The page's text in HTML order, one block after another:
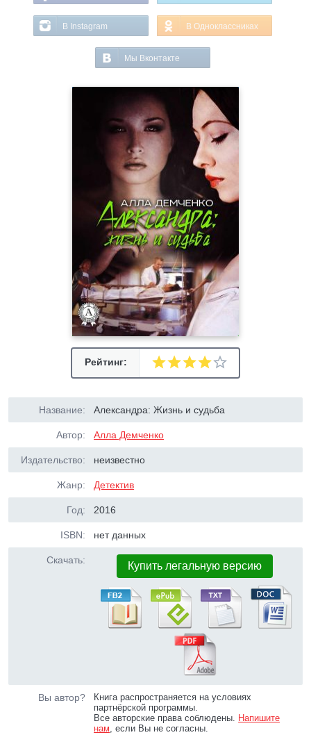
В Instagram В Одноклассниках
Мы Вконтакте
Рейтинг:
Название: Александра: Жизнь и судьба
Автор: Алла Демченко
Издательство: неизвестно
Жанр: Детектив
Год: 2016
ISBN: нет данных
Скачать: Купить легальную версию
Вы автор?
Книга распространяется на условиях
партнёрской программы.
Все авторские права соблюдены. Напишите
нам, если Вы не согласны.